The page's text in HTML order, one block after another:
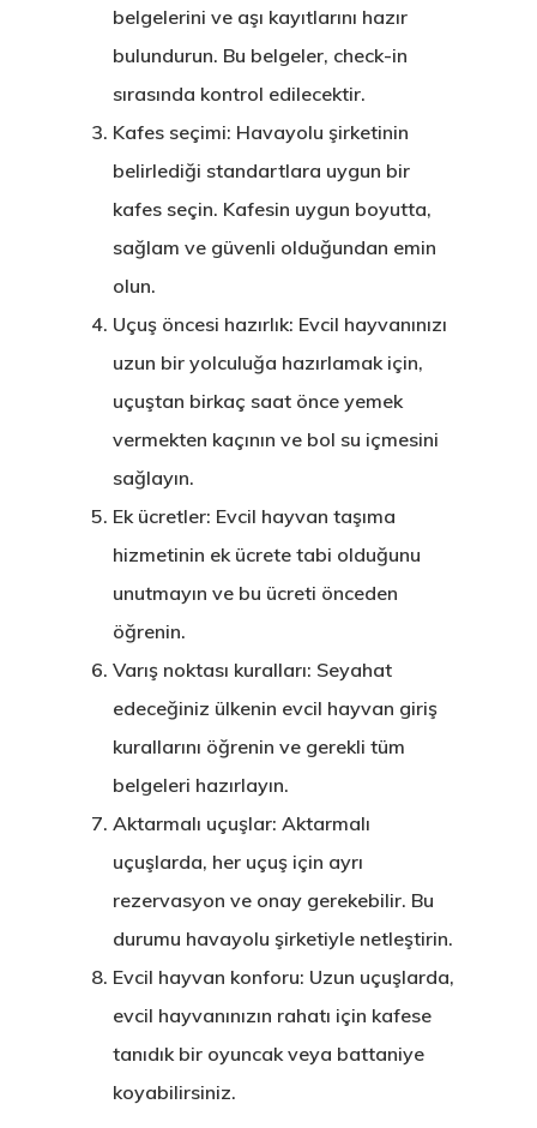
belgelerini ve aşı kayıtlarını hazır
bulundurun. Bu belgeler, check-in
sırasında kontrol edilecektir.
Kafes seçimi: Havayolu şirketinin
belirlediği standartlara uygun bir
kafes seçin. Kafesin uygun boyutta,
sağlam ve güvenli olduğundan emin
olun.
Uçuş öncesi hazırlık: Evcil hayvanınızı
uzun bir yolculuğa hazırlamak için,
uçuştan birkaç saat önce yemek
vermekten kaçının ve bol su içmesini
sağlayın.
Ek ücretler: Evcil hayvan taşıma
hizmetinin ek ücrete tabi olduğunu
unutmayın ve bu ücreti önceden
öğrenin.
Varış noktası kuralları: Seyahat
edeceğiniz ülkenin evcil hayvan giriş
kurallarını öğrenin ve gerekli tüm
belgeleri hazırlayın.
Aktarmalı uçuşlar: Aktarmalı
uçuşlarda, her uçuş için ayrı
rezervasyon ve onay gerekebilir. Bu
durumu havayolu şirketiyle netleştirin.
Evcil hayvan konforu: Uzun uçuşlarda,
evcil hayvanınızın rahatı için kafese
tanıdık bir oyuncak veya battaniye
koyabilirsiniz.